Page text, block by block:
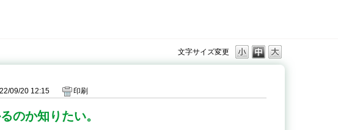
文字サイズ変更
09/20 12:15 印刷
のか知りたい。